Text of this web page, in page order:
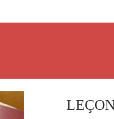
plus-pres-de-toi.mp3 http://